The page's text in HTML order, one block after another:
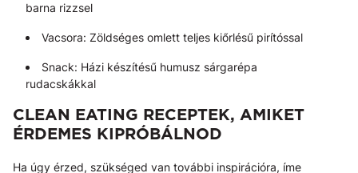
barna rizzsel
Vacsora: Zöldséges omlett teljes kiőrlésű pirítóssal
Snack: Házi készítésű humusz sárgarépa
rudacskákkal
CLEAN EATING RECEPTEK, AMIKET
ÉRDEMES KIPRÓBÁLNOD
Ha úgy érzed, szükséged van további inspirációra, íme